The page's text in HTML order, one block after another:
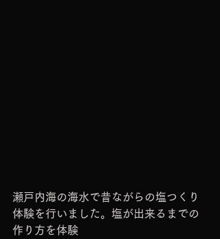
瀬戸内海の海水で昔ながらの塩つくり
体験を行いました。塩が出来るまでの
作り方を体験